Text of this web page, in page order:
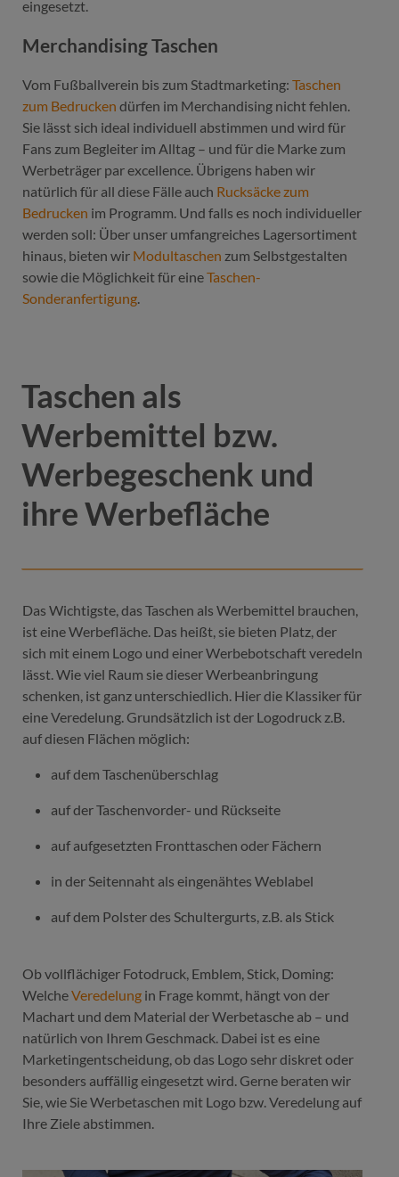
eingesetzt.
Merchandising Taschen
Vom Fußballverein bis zum Stadtmarketing: Taschen
zum Bedrucken dürfen im Merchandising nicht fehlen.
Sie lässt sich ideal individuell abstimmen und wird für
Fans zum Begleiter im Alltag – und für die Marke zum
Werbeträger par excellence. Übrigens haben wir
natürlich für all diese Fälle auch Rucksäcke zum
Bedrucken im Programm. Und falls es noch individueller
werden soll: Über unser umfangreiches Lagersortiment
hinaus, bieten wir Modultaschen zum Selbstgestalten
sowie die Möglichkeit für eineTaschen-
Sonderanfertigung
Taschen als
Werbemittel bzw.
Werbegeschenk und
ihre Werbefläche
Das Wichtigste, das Taschen als Werbemittel brauchen,
ist eine Werbefläche. Das heißt, sie bieten Platz, der
sich mit einem Logo und einer Werbebotschaft veredeln
lässt. Wie viel Raum sie dieser Werbeanbringung
schenken, ist ganz unterschiedlich. Hier die Klassiker für
eine Veredelung. Grundsätzlich ist der Logodruck z.B.
auf diesen Flächen möglich:
auf dem Taschenüberschlag
auf der Taschenvorder- und Rückseite
auf aufgesetzten Fronttaschen oder Fächern
in der Seitennaht als eingenähtes Weblabel
auf dem Polster des Schultergurts, z.B. als Stick
Ob vollflächiger Fotodruck, Emblem, Stick, Doming:
WelcheVeredelung in Frage kommt, hängt von der
Machart und dem Material der Werbetasche ab – und
natürlich von Ihrem Geschmack. Dabei ist es eine
Marketingentscheidung, ob das Logo sehr diskret oder
besonders auffällig eingesetzt wird. Gerne beraten wir
Sie, wie Sie Werbetaschen mit Logo bzw. Veredelung auf
Ihre Ziele abstimmen.